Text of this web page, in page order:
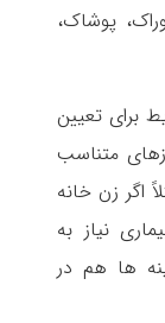
پوشاک،
برای تعیین
متناسب
اگر زن خانه
نیاز به
ها هم در